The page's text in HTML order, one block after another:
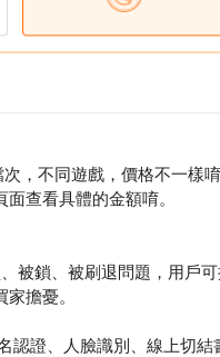
，不同遊戲，價格不一樣
查看具體的金額唷。
被鎖、被刷退問題，用戶
擔憂。
證、人臉識別、線上切結